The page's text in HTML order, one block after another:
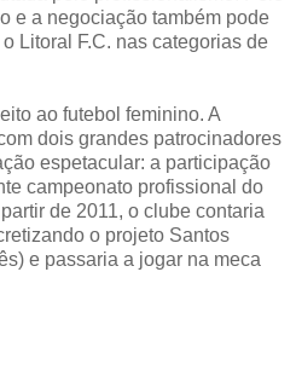
e a negociação também pode
Litoral F.C. nas categorias de
ao futebol feminino. A
dois grandes patrocinadores
espetacular: a participação
campeonato profissional do
de 2011, o clube contaria
o projeto Santos
e passaria a jogar na meca